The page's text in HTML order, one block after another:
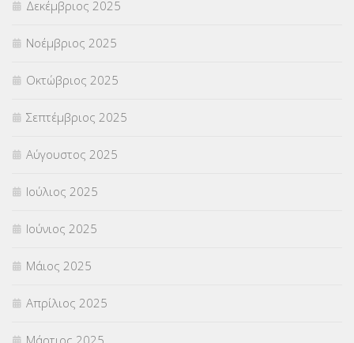
Δεκέμβριος 2025
Νοέμβριος 2025
Οκτώβριος 2025
Σεπτέμβριος 2025
Αύγουστος 2025
Ιούλιος 2025
Ιούνιος 2025
Μάιος 2025
Απρίλιος 2025
Μάρτιος 2025